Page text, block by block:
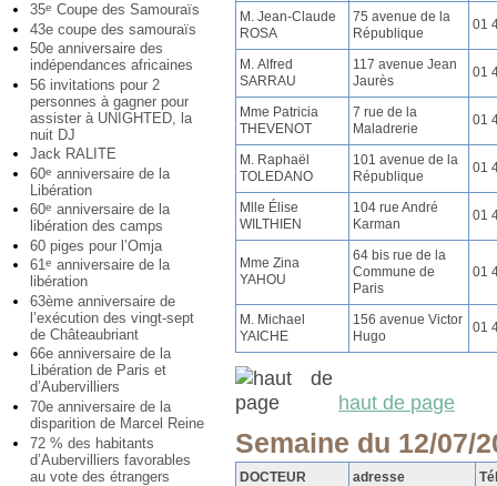
35e Coupe des Samouraïs
43e coupe des samouraïs
50e anniversaire des
indépendances africaines
56 invitations pour 2
personnes à gagner pour
assister à UNIGHTED, la
nuit DJ
Jack RALITE
60e anniversaire de la
Libération
60e anniversaire de la
libération des camps
60 piges pour l’Omja
61e anniversaire de la
libération
63ème anniversaire de
l’exécution des vingt-sept
de Châteaubriant
66e anniversaire de la
Libération de Paris et
d’Aubervilliers
70e anniversaire de la
disparition de Marcel Reine
72 % des habitants
d’Aubervilliers favorables
au vote des étrangers
M. Jean-Claude
ROSA
75 avenue de la
République
01
M. Alfred
SARRAU
117 avenue Jean
Jaurès
01
Mme Patricia
THEVENOT
7 rue de la
Maladrerie
01
M. Raphaël
TOLEDANO
101 avenue de la
République
01
Mlle Élise
WILTHIEN
104 rue André
Karman
01
Mme Zina
YAHOU
64 bis rue de la
Commune de
Paris
01
M. Michael
YAICHE
156 avenue Victor
Hugo
01
haut de page
Semaine du 12/07/
DOCTEUR adresse